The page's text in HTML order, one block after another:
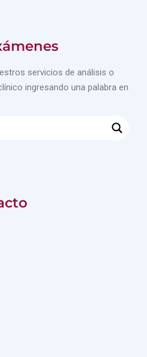
servicios de análisis o
ingresando una palabra en